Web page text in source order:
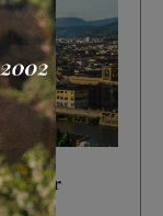
per far